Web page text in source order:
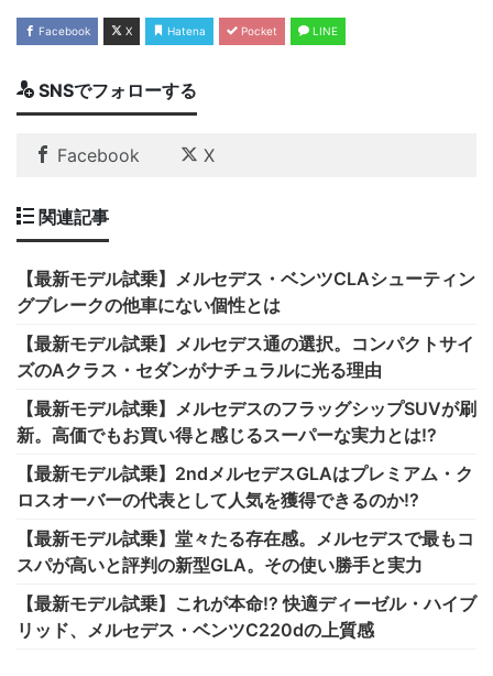
Facebook X Hatena Pocket LINE
SNSでフォローする
Facebook X
関連記事
【最新モデル試乗】メルセデス・ベンツCLAシューティン
グブレークの他車にない個性とは
【最新モデル試乗】メルセデス通の選択。コンパクトサイ
ズのAクラス・セダンがナチュラルに光る理由
【最新モデル試乗】メルセデスのフラッグシップSUVが刷
新。高価でもお買い得と感じるスーパーな実力とは!?
【最新モデル試乗】2ndメルセデスGLAはプレミアム・ク
ロスオーバーの代表として人気を獲得できるのか!?
【最新モデル試乗】堂々たる存在感。メルセデスで最もコ
スパが高いと評判の新型GLA。その使い勝手と実力
【最新モデル試乗】これが本命!? 快適ディーゼル・ハイブ
リッド、メルセデス・ベンツC220dの上質感